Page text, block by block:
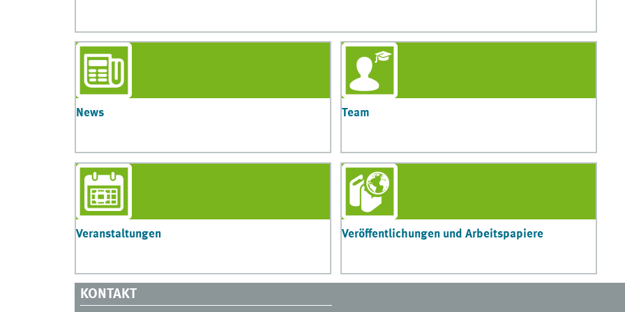
News Team
Veranstaltungen Veröffentlichungen und Arbeitspapiere
KONTAKT